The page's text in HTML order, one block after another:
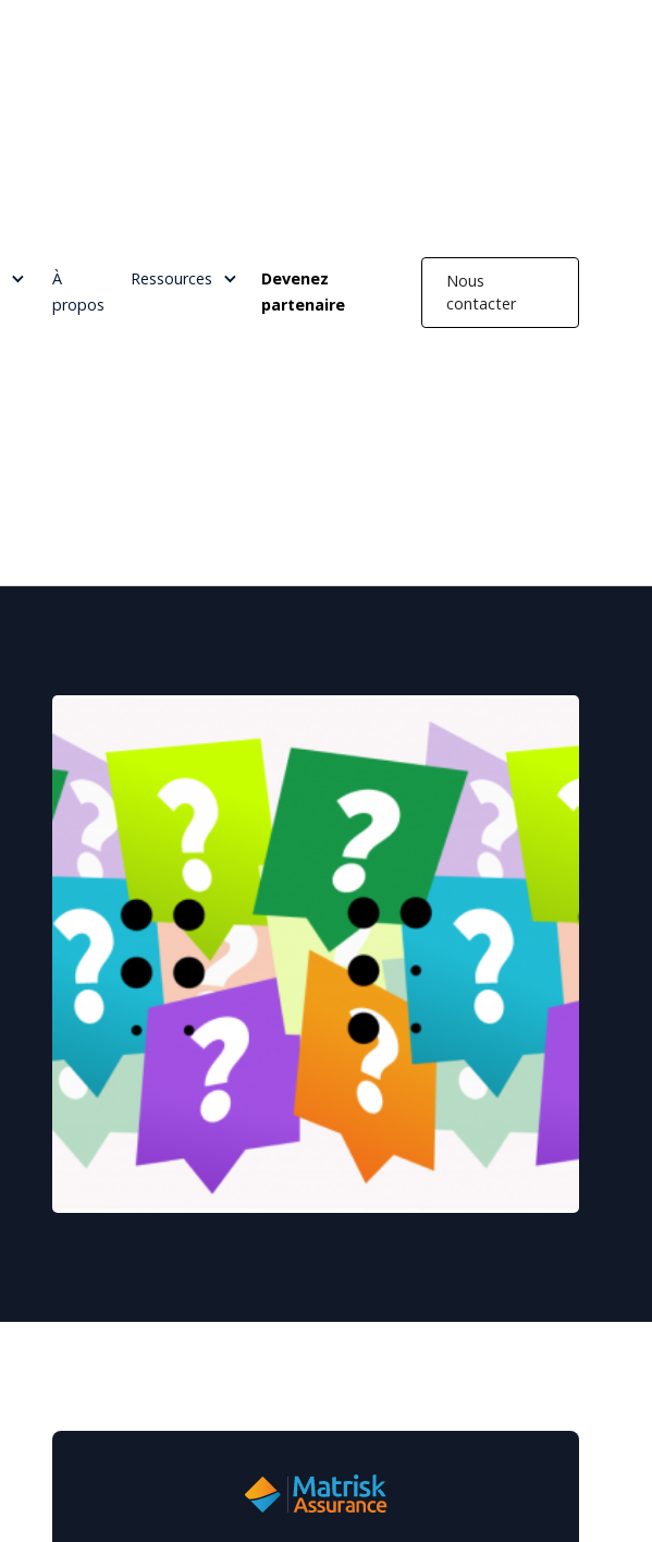
À
propos
Ressources
Devenez
partenaire
Nous
contacter